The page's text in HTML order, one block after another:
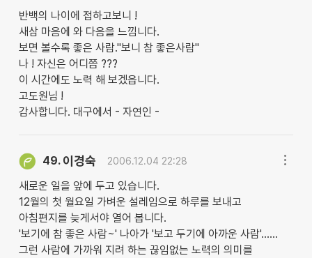
반백의 나이에 접하고보니 !
새삼 마음에 와 다음을 느낌니다.
보면 볼수록 좋은 사람."보니 참 좋은사람"
나 ! 자신은 어디쯤 ???
이 시간에도 노력 해 보겠읍니다.
고도원님 !
감사합니다. 대구에서 - 자연인 -
49. 이경숙 2006.12.04 22:28
새로운 일을 앞에 두고 있습니다.
12월의 첫 월요일 가벼운 설레임으로 하루를 보내고
아침편지를 늦게서야 열어 봅니다.
'보기에 참 좋은 사람~' 나아가 '보고 두기에 아까운 사람'......
그런 사람에 가까워 지려 하는 끊임없는 노력의 의미를